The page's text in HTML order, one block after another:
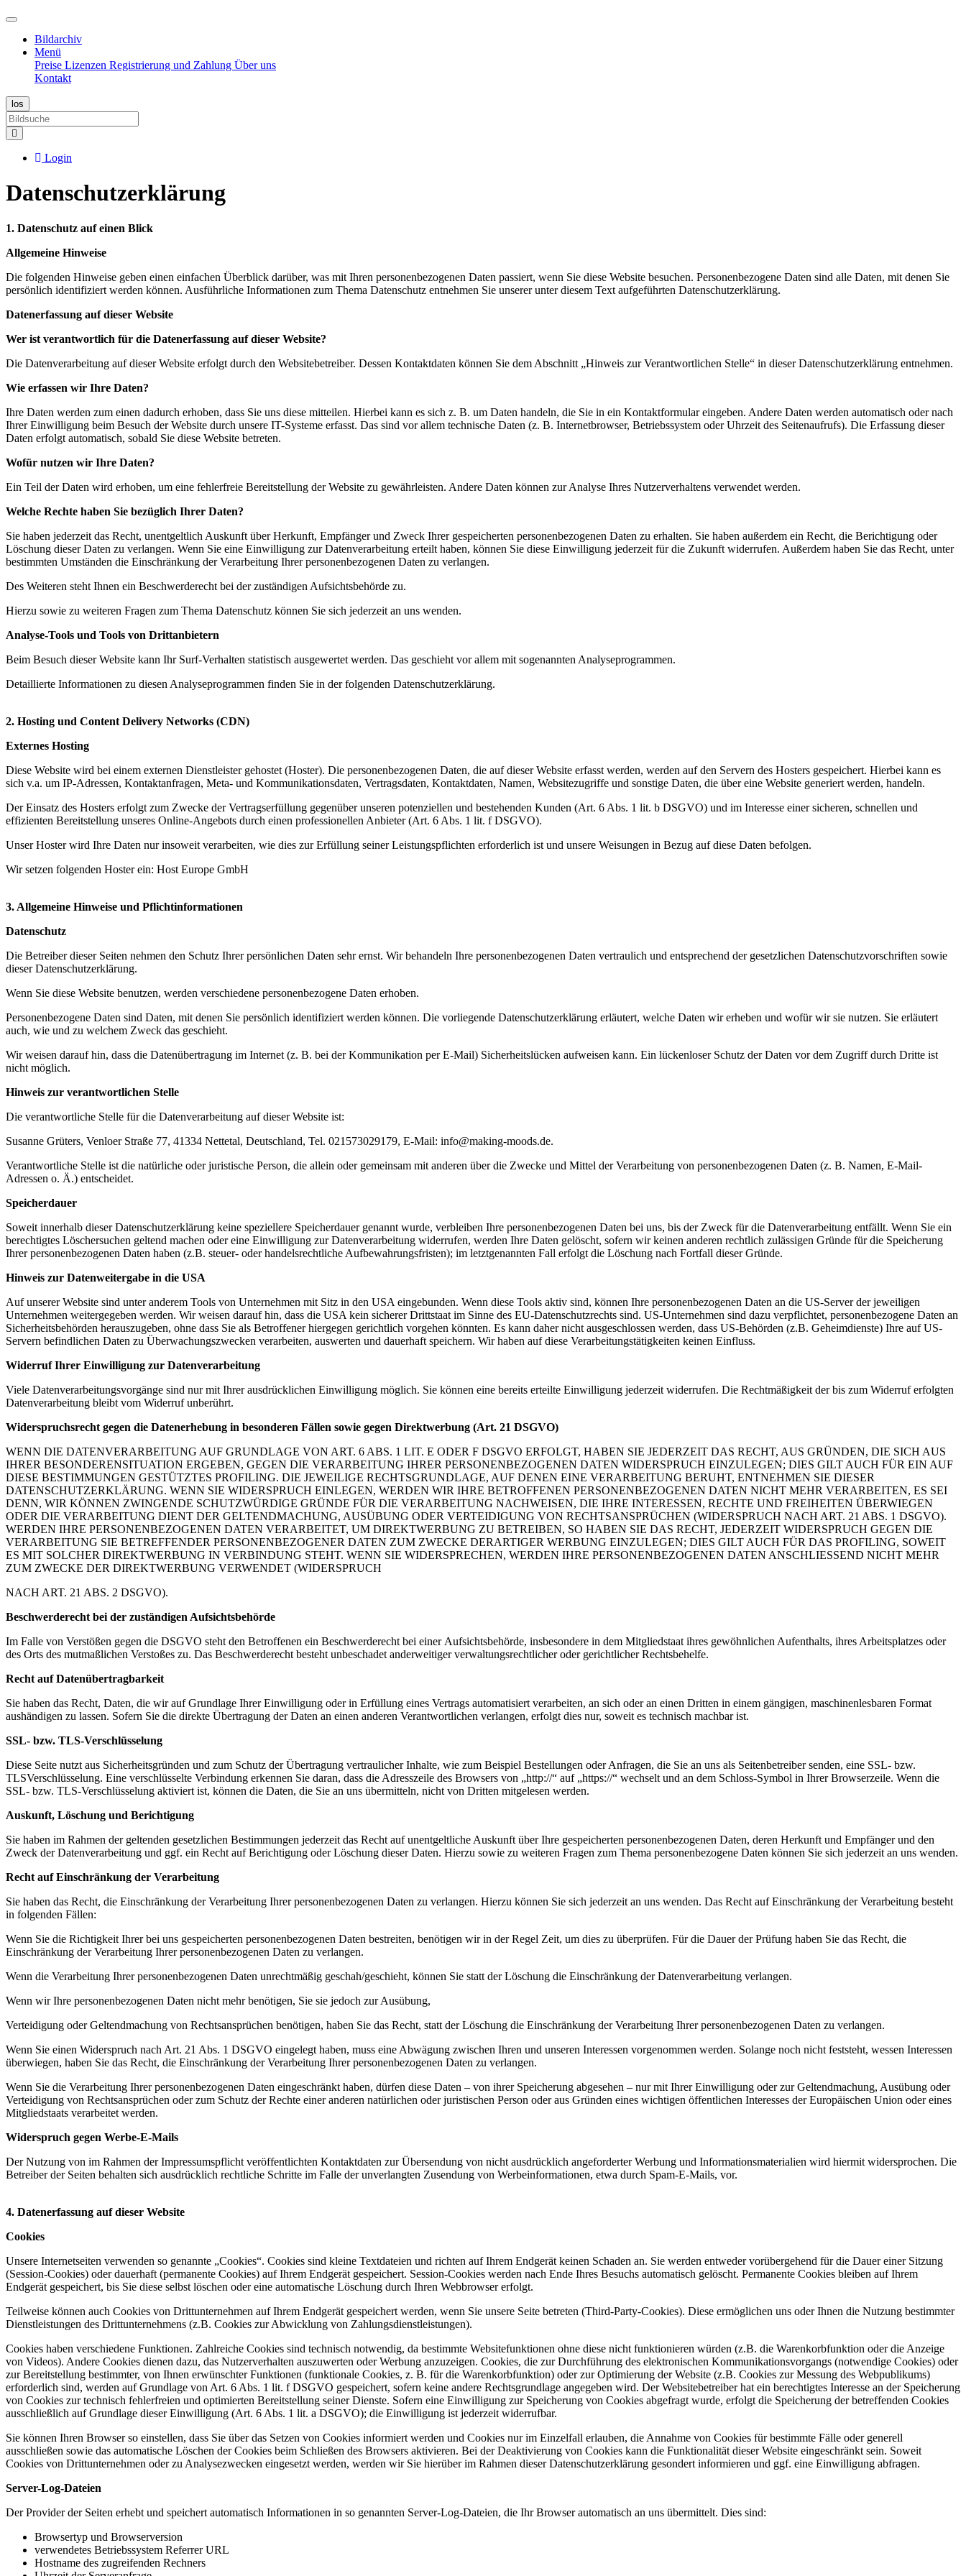
Bildarchiv
Menü
Preise Lizenzen Registrierung und Zahlung Über uns
Kontakt
Login
Datenschutzerklärung
1. Datenschutz auf einen Blick
Allgemeine Hinweise
Die folgenden Hinweise geben einen einfachen Überblick darüber, was mit Ihren personenbezogenen Daten passiert, wenn Sie diese Website besuchen. Personenbezogene Daten sind alle Daten, mit denen Sie
persönlich identifiziert werden können. Ausführliche Informationen zum Thema Datenschutz entnehmen Sie unserer unter diesem Text aufgeführten Datenschutzerklärung.
Datenerfassung auf dieser Website
Wer ist verantwortlich für die Datenerfassung auf dieser Website?
Die Datenverarbeitung auf dieser Website erfolgt durch den Websitebetreiber. Dessen Kontaktdaten können Sie dem Abschnitt „Hinweis zur Verantwortlichen Stelle“ in dieser Datenschutzerklärung entnehmen.
Wie erfassen wir Ihre Daten?
Ihre Daten werden zum einen dadurch erhoben, dass Sie uns diese mitteilen. Hierbei kann es sich z. B. um Daten handeln, die Sie in ein Kontaktformular eingeben. Andere Daten werden automatisch oder nach
Ihrer Einwilligung beim Besuch der Website durch unsere IT-Systeme erfasst. Das sind vor allem technische Daten (z. B. Internetbrowser, Betriebssystem oder Uhrzeit des Seitenaufrufs). Die Erfassung dieser
Daten erfolgt automatisch, sobald Sie diese Website betreten.
Wofür nutzen wir Ihre Daten?
Ein Teil der Daten wird erhoben, um eine fehlerfreie Bereitstellung der Website zu gewährleisten. Andere Daten können zur Analyse Ihres Nutzerverhaltens verwendet werden.
Welche Rechte haben Sie bezüglich Ihrer Daten?
Sie haben jederzeit das Recht, unentgeltlich Auskunft über Herkunft, Empfänger und Zweck Ihrer gespeicherten personenbezogenen Daten zu erhalten. Sie haben außerdem ein Recht, die Berichtigung oder
Löschung dieser Daten zu verlangen. Wenn Sie eine Einwilligung zur Datenverarbeitung erteilt haben, können Sie diese Einwilligung jederzeit für die Zukunft widerrufen. Außerdem haben Sie das Recht, unter
bestimmten Umständen die Einschränkung der Verarbeitung Ihrer personenbezogenen Daten zu verlangen.
Des Weiteren steht Ihnen ein Beschwerderecht bei der zuständigen Aufsichtsbehörde zu.
Hierzu sowie zu weiteren Fragen zum Thema Datenschutz können Sie sich jederzeit an uns wenden.
Analyse-Tools und Tools von Drittanbietern
Beim Besuch dieser Website kann Ihr Surf-Verhalten statistisch ausgewertet werden. Das geschieht vor allem mit sogenannten Analyseprogrammen.
Detaillierte Informationen zu diesen Analyseprogrammen finden Sie in der folgenden Datenschutzerklärung.
2. Hosting und Content Delivery Networks (CDN)
Externes Hosting
Diese Website wird bei einem externen Dienstleister gehostet (Hoster). Die personenbezogenen Daten, die auf dieser Website erfasst werden, werden auf den Servern des Hosters gespeichert. Hierbei kann es
sich v.a. um IP-Adressen, Kontaktanfragen, Meta- und Kommunikationsdaten, Vertragsdaten, Kontaktdaten, Namen, Websitezugriffe und sonstige Daten, die über eine Website generiert werden, handeln.
Der Einsatz des Hosters erfolgt zum Zwecke der Vertragserfüllung gegenüber unseren potenziellen und bestehenden Kunden (Art. 6 Abs. 1 lit. b DSGVO) und im Interesse einer sicheren, schnellen und
effizienten Bereitstellung unseres Online-Angebots durch einen professionellen Anbieter (Art. 6 Abs. 1 lit. f DSGVO).
Unser Hoster wird Ihre Daten nur insoweit verarbeiten, wie dies zur Erfüllung seiner Leistungspflichten erforderlich ist und unsere Weisungen in Bezug auf diese Daten befolgen.
Wir setzen folgenden Hoster ein: Host Europe GmbH
3. Allgemeine Hinweise und Pflichtinformationen
Datenschutz
Die Betreiber dieser Seiten nehmen den Schutz Ihrer persönlichen Daten sehr ernst. Wir behandeln Ihre personenbezogenen Daten vertraulich und entsprechend der gesetzlichen Datenschutzvorschriften sowie
dieser Datenschutzerklärung.
Wenn Sie diese Website benutzen, werden verschiedene personenbezogene Daten erhoben.
Personenbezogene Daten sind Daten, mit denen Sie persönlich identifiziert werden können. Die vorliegende Datenschutzerklärung erläutert, welche Daten wir erheben und wofür wir sie nutzen. Sie erläutert
auch, wie und zu welchem Zweck das geschieht.
Wir weisen darauf hin, dass die Datenübertragung im Internet (z. B. bei der Kommunikation per E-Mail) Sicherheitslücken aufweisen kann. Ein lückenloser Schutz der Daten vor dem Zugriff durch Dritte ist
nicht möglich.
Hinweis zur verantwortlichen Stelle
Die verantwortliche Stelle für die Datenverarbeitung auf dieser Website ist:
Susanne Grüters, Venloer Straße 77, 41334 Nettetal, Deutschland, Tel. 021573029179, E-Mail: info@making-moods.de.
Verantwortliche Stelle ist die natürliche oder juristische Person, die allein oder gemeinsam mit anderen über die Zwecke und Mittel der Verarbeitung von personenbezogenen Daten (z. B. Namen, E-Mail-
Adressen o. Ä.) entscheidet.
Speicherdauer
Soweit innerhalb dieser Datenschutzerklärung keine speziellere Speicherdauer genannt wurde, verbleiben Ihre personenbezogenen Daten bei uns, bis der Zweck für die Datenverarbeitung entfällt. Wenn Sie ein
berechtigtes Löschersuchen geltend machen oder eine Einwilligung zur Datenverarbeitung widerrufen, werden Ihre Daten gelöscht, sofern wir keinen anderen rechtlich zulässigen Gründe für die Speicherung
Ihrer personenbezogenen Daten haben (z.B. steuer- oder handelsrechtliche Aufbewahrungsfristen); im letztgenannten Fall erfolgt die Löschung nach Fortfall dieser Gründe.
Hinweis zur Datenweitergabe in die USA
Auf unserer Website sind unter anderem Tools von Unternehmen mit Sitz in den USA eingebunden. Wenn diese Tools aktiv sind, können Ihre personenbezogenen Daten an die US-Server der jeweiligen
Unternehmen weitergegeben werden. Wir weisen darauf hin, dass die USA kein sicherer Drittstaat im Sinne des EU-Datenschutzrechts sind. US-Unternehmen sind dazu verpflichtet, personenbezogene Daten an
Sicherheitsbehörden herauszugeben, ohne dass Sie als Betroffener hiergegen gerichtlich vorgehen könnten. Es kann daher nicht ausgeschlossen werden, dass US-Behörden (z.B. Geheimdienste) Ihre auf US-
Servern befindlichen Daten zu Überwachungszwecken verarbeiten, auswerten und dauerhaft speichern. Wir haben auf diese Verarbeitungstätigkeiten keinen Einfluss.
Widerruf Ihrer Einwilligung zur Datenverarbeitung
Viele Datenverarbeitungsvorgänge sind nur mit Ihrer ausdrücklichen Einwilligung möglich. Sie können eine bereits erteilte Einwilligung jederzeit widerrufen. Die Rechtmäßigkeit der bis zum Widerruf erfolgten
Datenverarbeitung bleibt vom Widerruf unberührt.
Widerspruchsrecht gegen die Datenerhebung in besonderen Fällen sowie gegen Direktwerbung (Art. 21 DSGVO)
WENN DIE DATENVERARBEITUNG AUF GRUNDLAGE VON ART. 6 ABS. 1 LIT. E ODER F DSGVO ERFOLGT, HABEN SIE JEDERZEIT DAS RECHT, AUS GRÜNDEN, DIE SICH AUS
IHRER BESONDERENSITUATION ERGEBEN, GEGEN DIE VERARBEITUNG IHRER PERSONENBEZOGENEN DATEN WIDERSPRUCH EINZULEGEN; DIES GILT AUCH FÜR EIN AUF
DIESE BESTIMMUNGEN GESTÜTZTES PROFILING. DIE JEWEILIGE RECHTSGRUNDLAGE, AUF DENEN EINE VERARBEITUNG BERUHT, ENTNEHMEN SIE DIESER
DATENSCHUTZERKLÄRUNG. WENN SIE WIDERSPRUCH EINLEGEN, WERDEN WIR IHRE BETROFFENEN PERSONENBEZOGENEN DATEN NICHT MEHR VERARBEITEN, ES SEI
DENN, WIR KÖNNEN ZWINGENDE SCHUTZWÜRDIGE GRÜNDE FÜR DIE VERARBEITUNG NACHWEISEN, DIE IHRE INTERESSEN, RECHTE UND FREIHEITEN ÜBERWIEGEN
ODER DIE VERARBEITUNG DIENT DER GELTENDMACHUNG, AUSÜBUNG ODER VERTEIDIGUNG VON RECHTSANSPRÜCHEN (WIDERSPRUCH NACH ART. 21 ABS. 1 DSGVO).
WERDEN IHRE PERSONENBEZOGENEN DATEN VERARBEITET, UM DIREKTWERBUNG ZU BETREIBEN, SO HABEN SIE DAS RECHT, JEDERZEIT WIDERSPRUCH GEGEN DIE
VERARBEITUNG SIE BETREFFENDER PERSONENBEZOGENER DATEN ZUM ZWECKE DERARTIGER WERBUNG EINZULEGEN; DIES GILT AUCH FÜR DAS PROFILING, SOWEIT
ES MIT SOLCHER DIREKTWERBUNG IN VERBINDUNG STEHT. WENN SIE WIDERSPRECHEN, WERDEN IHRE PERSONENBEZOGENEN DATEN ANSCHLIESSEND NICHT MEHR
ZUM ZWECKE DER DIREKTWERBUNG VERWENDET (WIDERSPRUCH
NACH ART. 21 ABS. 2 DSGVO).
Beschwerderecht bei der zuständigen Aufsichtsbehörde
Im Falle von Verstößen gegen die DSGVO steht den Betroffenen ein Beschwerderecht bei einer Aufsichtsbehörde, insbesondere in dem Mitgliedstaat ihres gewöhnlichen Aufenthalts, ihres Arbeitsplatzes oder
des Orts des mutmaßlichen Verstoßes zu. Das Beschwerderecht besteht unbeschadet anderweitiger verwaltungsrechtlicher oder gerichtlicher Rechtsbehelfe.
Recht auf Datenübertragbarkeit
Sie haben das Recht, Daten, die wir auf Grundlage Ihrer Einwilligung oder in Erfüllung eines Vertrags automatisiert verarbeiten, an sich oder an einen Dritten in einem gängigen, maschinenlesbaren Format
aushändigen zu lassen. Sofern Sie die direkte Übertragung der Daten an einen anderen Verantwortlichen verlangen, erfolgt dies nur, soweit es technisch machbar ist.
SSL- bzw. TLS-Verschlüsselung
Diese Seite nutzt aus Sicherheitsgründen und zum Schutz der Übertragung vertraulicher Inhalte, wie zum Beispiel Bestellungen oder Anfragen, die Sie an uns als Seitenbetreiber senden, eine SSL- bzw.
TLSVerschlüsselung. Eine verschlüsselte Verbindung erkennen Sie daran, dass die Adresszeile des Browsers von „http://“ auf „https://“ wechselt und an dem Schloss-Symbol in Ihrer Browserzeile. Wenn die
SSL- bzw. TLS-Verschlüsselung aktiviert ist, können die Daten, die Sie an uns übermitteln, nicht von Dritten mitgelesen werden.
Auskunft, Löschung und Berichtigung
Sie haben im Rahmen der geltenden gesetzlichen Bestimmungen jederzeit das Recht auf unentgeltliche Auskunft über Ihre gespeicherten personenbezogenen Daten, deren Herkunft und Empfänger und den
Zweck der Datenverarbeitung und ggf. ein Recht auf Berichtigung oder Löschung dieser Daten. Hierzu sowie zu weiteren Fragen zum Thema personenbezogene Daten können Sie sich jederzeit an uns wenden.
Recht auf Einschränkung der Verarbeitung
Sie haben das Recht, die Einschränkung der Verarbeitung Ihrer personenbezogenen Daten zu verlangen. Hierzu können Sie sich jederzeit an uns wenden. Das Recht auf Einschränkung der Verarbeitung besteht
in folgenden Fällen:
Wenn Sie die Richtigkeit Ihrer bei uns gespeicherten personenbezogenen Daten bestreiten, benötigen wir in der Regel Zeit, um dies zu überprüfen. Für die Dauer der Prüfung haben Sie das Recht, die
Einschränkung der Verarbeitung Ihrer personenbezogenen Daten zu verlangen.
Wenn die Verarbeitung Ihrer personenbezogenen Daten unrechtmäßig geschah/geschieht, können Sie statt der Löschung die Einschränkung der Datenverarbeitung verlangen.
Wenn wir Ihre personenbezogenen Daten nicht mehr benötigen, Sie sie jedoch zur Ausübung,
Verteidigung oder Geltendmachung von Rechtsansprüchen benötigen, haben Sie das Recht, statt der Löschung die Einschränkung der Verarbeitung Ihrer personenbezogenen Daten zu verlangen.
Wenn Sie einen Widerspruch nach Art. 21 Abs. 1 DSGVO eingelegt haben, muss eine Abwägung zwischen Ihren und unseren Interessen vorgenommen werden. Solange noch nicht feststeht, wessen Interessen
überwiegen, haben Sie das Recht, die Einschränkung der Verarbeitung Ihrer personenbezogenen Daten zu verlangen.
Wenn Sie die Verarbeitung Ihrer personenbezogenen Daten eingeschränkt haben, dürfen diese Daten – von ihrer Speicherung abgesehen – nur mit Ihrer Einwilligung oder zur Geltendmachung, Ausübung oder
Verteidigung von Rechtsansprüchen oder zum Schutz der Rechte einer anderen natürlichen oder juristischen Person oder aus Gründen eines wichtigen öffentlichen Interesses der Europäischen Union oder eines
Mitgliedstaats verarbeitet werden.
Widerspruch gegen Werbe-E-Mails
Der Nutzung von im Rahmen der Impressumspflicht veröffentlichten Kontaktdaten zur Übersendung von nicht ausdrücklich angeforderter Werbung und Informationsmaterialien wird hiermit widersprochen. Die
Betreiber der Seiten behalten sich ausdrücklich rechtliche Schritte im Falle der unverlangten Zusendung von Werbeinformationen, etwa durch Spam-E-Mails, vor.
4. Datenerfassung auf dieser Website
Cookies
Unsere Internetseiten verwenden so genannte „Cookies“. Cookies sind kleine Textdateien und richten auf Ihrem Endgerät keinen Schaden an. Sie werden entweder vorübergehend für die Dauer einer Sitzung
(Session-Cookies) oder dauerhaft (permanente Cookies) auf Ihrem Endgerät gespeichert. Session-Cookies werden nach Ende Ihres Besuchs automatisch gelöscht. Permanente Cookies bleiben auf Ihrem
Endgerät gespeichert, bis Sie diese selbst löschen oder eine automatische Löschung durch Ihren Webbrowser erfolgt.
Teilweise können auch Cookies von Drittunternehmen auf Ihrem Endgerät gespeichert werden, wenn Sie unsere Seite betreten (Third-Party-Cookies). Diese ermöglichen uns oder Ihnen die Nutzung bestimmter
Dienstleistungen des Drittunternehmens (z.B. Cookies zur Abwicklung von Zahlungsdienstleistungen).
Cookies haben verschiedene Funktionen. Zahlreiche Cookies sind technisch notwendig, da bestimmte Websitefunktionen ohne diese nicht funktionieren würden (z.B. die Warenkorbfunktion oder die Anzeige
von Videos). Andere Cookies dienen dazu, das Nutzerverhalten auszuwerten oder Werbung anzuzeigen. Cookies, die zur Durchführung des elektronischen Kommunikationsvorgangs (notwendige Cookies) oder
zur Bereitstellung bestimmter, von Ihnen erwünschter Funktionen (funktionale Cookies, z. B. für die Warenkorbfunktion) oder zur Optimierung der Website (z.B. Cookies zur Messung des Webpublikums)
erforderlich sind, werden auf Grundlage von Art. 6 Abs. 1 lit. f DSGVO gespeichert, sofern keine andere Rechtsgrundlage angegeben wird. Der Websitebetreiber hat ein berechtigtes Interesse an der Speicherung
von Cookies zur technisch fehlerfreien und optimierten Bereitstellung seiner Dienste. Sofern eine Einwilligung zur Speicherung von Cookies abgefragt wurde, erfolgt die Speicherung der betreffenden Cookies
ausschließlich auf Grundlage dieser Einwilligung (Art. 6 Abs. 1 lit. a DSGVO); die Einwilligung ist jederzeit widerrufbar.
Sie können Ihren Browser so einstellen, dass Sie über das Setzen von Cookies informiert werden und Cookies nur im Einzelfall erlauben, die Annahme von Cookies für bestimmte Fälle oder generell
ausschließen sowie das automatische Löschen der Cookies beim Schließen des Browsers aktivieren. Bei der Deaktivierung von Cookies kann die Funktionalität dieser Website eingeschränkt sein. Soweit
Cookies von Drittunternehmen oder zu Analysezwecken eingesetzt werden, werden wir Sie hierüber im Rahmen dieser Datenschutzerklärung gesondert informieren und ggf. eine Einwilligung abfragen.
Server-Log-Dateien
Der Provider der Seiten erhebt und speichert automatisch Informationen in so genannten Server-Log-Dateien, die Ihr Browser automatisch an uns übermittelt. Dies sind:
Browsertyp und Browserversion
verwendetes Betriebssystem Referrer URL
Hostname des zugreifenden Rechners